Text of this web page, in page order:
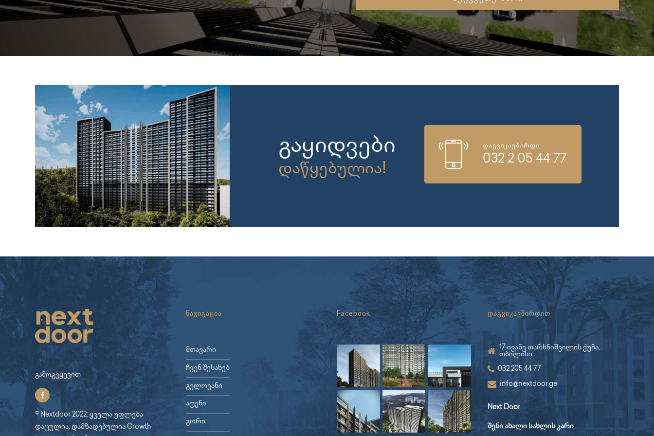
გაყიდვები
დაწყებულია!
დაგვიკავშირდი
032 2 05 44 77
გამოგვყევით
© Nextdoor 2022. ყველა უფლება
დაცულია. დამზადებულია Growth
ნავიგაცია
მთავარი
ჩვენ შესახებ
გელოვანი
ატენი
გორი
Facebook დაგვიკავშირდით
17 ივანე თარხნიშვილის ქუჩა,
თბილისი
032 205 44 77
info@nextdoor.ge
Next Door
შენი ახალი სახლის კარი